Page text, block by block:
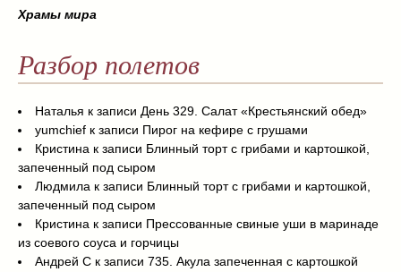
Храмы мира
Разбор полетов
Наталья к записи День 329. Салат «Крестьянский обед»
yumchief к записи Пирог на кефире с грушами
Кристина к записи Блинный торт с грибами и картошкой,
запеченный под сыром
Людмила к записи Блинный торт с грибами и картошкой,
запеченный под сыром
Кристина к записи Прессованные свиные уши в маринаде
из соевого соуса и горчицы
Андрей С к записи 735. Акула запеченная с картошкой